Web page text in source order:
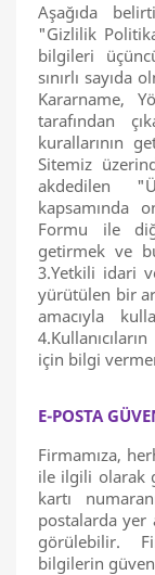
Aşağıda
"Gizlilik
bilgileri
sınırlı sayıda
Kararname,
tarafından
kurallarının
Sitemiz
akdedilen
kapsamında
Formu ile
getirmek ve
3.Yetkili idari
yürütülen bir
amacıyla
için bilgi
E-POSTA
Firmamıza,
ile ilgili olarak
kartı
postalarda yer
görülebilir.
bilgilerin